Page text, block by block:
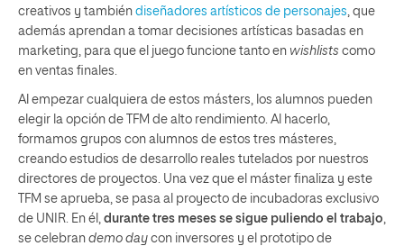
creativos y también diseñadores artísticos de personajes , que
además aprendan a tomar decisiones artísticas basadas en
marketing, para que el juego funcione tanto en wishlists como
en ventas finales.
Al empezar cualquiera de estos másters, los alumnos pueden
elegir la opción de TFM de alto rendimiento. Al hacerlo,
formamos grupos con alumnos de estos tres másteres,
creando estudios de desarrollo reales tutelados por nuestros
directores de proyectos. Una vez que el máster finaliza y este
TFM se aprueba, se pasa al proyecto de incubadoras exclusivo
de UNIR. En él, durante tres meses se sigue puliendo el trabajo
se celebran demo day con inversores y el prototipo de